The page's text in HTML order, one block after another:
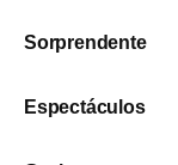
Sorprendente
Espectáculos